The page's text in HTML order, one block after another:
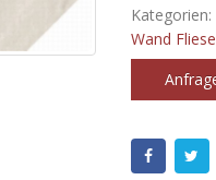
Kategorien:
Wand